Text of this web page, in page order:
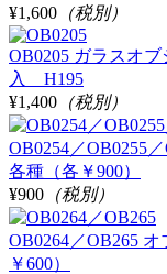
¥1,600 （税別）
OB0205 ガラスオ
入 H195
¥1,400 （税別）
OB0254／
各種（各￥900）
¥900 （税別）
OB0264／OB265
￥600）